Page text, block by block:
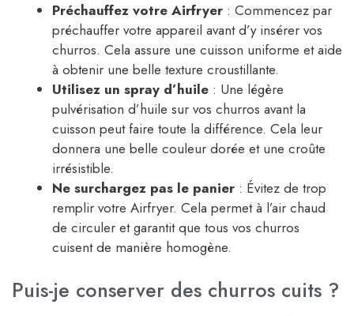
Préchauffez votre Airfryer : Commencez par
préchauffer votre appareil avant d’y insérer vos
churros. Cela assure une cuisson uniforme et aide
à obtenir une belle texture croustillante.
Utilisez un spray d’huile : Une légère
pulvérisation d’huile sur vos churros avant la
cuisson peut faire toute la différence. Cela leur
donnera une belle couleur dorée et une croûte
irrésistible.
Ne surchargez pas le panier : Évitez de trop
remplir votre Airfryer. Cela permet à l’air chaud
de circuler et garantit que tous vos churros
cuisent de manière homogène.
Puis-je conserver des churros cuits ?